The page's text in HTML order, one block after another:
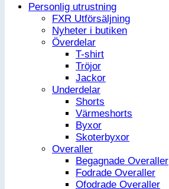
Personlig utrustning
FXR Utförsäljning
Nyheter i butiken
Överdelar
T-shirt
Tröjor
Jackor
Underdelar
Shorts
Värmeshorts
Byxor
Skoterbyxor
Overaller
Begagnade Overaller
Fodrade Overaller
Ofodrade Overaller